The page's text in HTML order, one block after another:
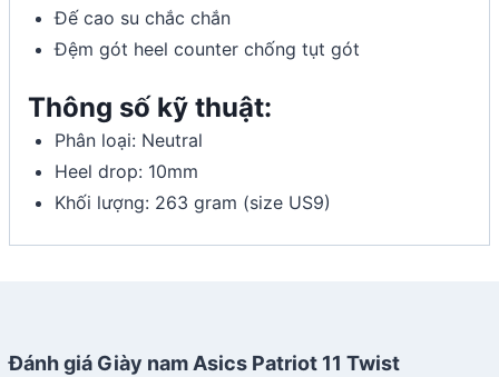
Đế cao su chắc chắn
Đệm gót heel counter chống tụt gót
Thông số kỹ thuật:
Phân loại: Neutral
Heel drop: 10mm
Khối lượng: 263 gram (size US9)
Đánh giá Giày nam Asics Patriot 11 Twist